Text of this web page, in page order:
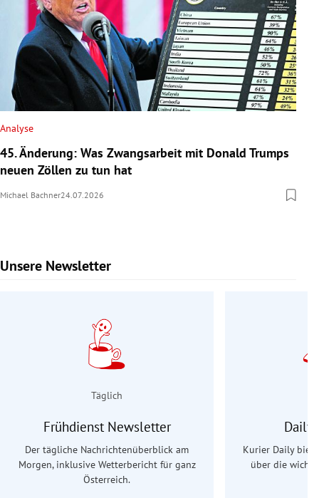
Analyse
45. Änderung: Was Zwangsarbeit mit Donald Trumps
neuen Zöllen zu tun hat
Michael Bachner24.07.2026
Unsere Newsletter
Slide 1 von 9
Täglich
Frühdienst Newsletter
Der tägliche Nachrichtenüberblick am
Morgen, inklusive Wetterbericht für ganz
Österreich.
Daily
Kurier Daily
über die